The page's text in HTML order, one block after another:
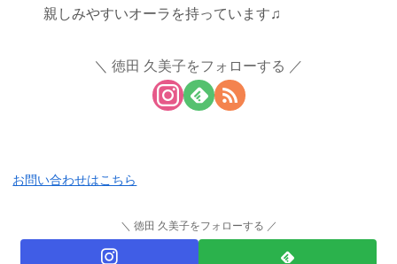
親しみやすいオーラを持っています♫
徳田 久美子をフォローする
お問い合わせはこちら
徳田 久美子をフォローする